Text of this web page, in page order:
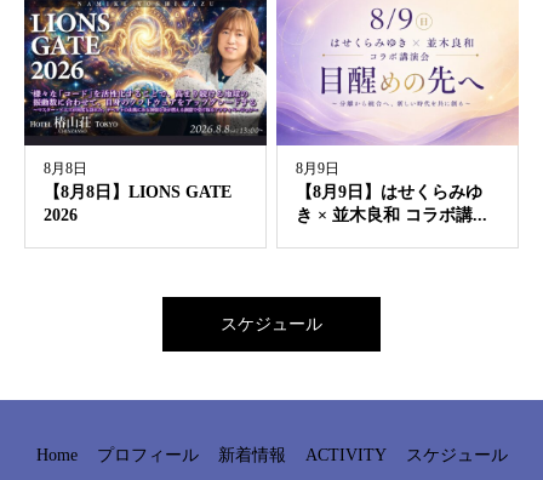
8月8日
【8月8日】LIONS GATE
2026
8月9日
【8月9日】はせくらみゆ
き × 並木良和 コラボ講...
スケジュール
Home プロフィール 新着情報 ACTIVITY スケジュール